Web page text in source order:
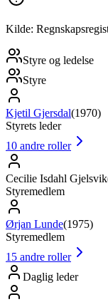
Kilde:
Styre og ledelse
Styre
Kjetil Gjersdal(1970)
Styrets leder
10 andre roller
Cecilie Isdahl Gjelsvik
Styremedlem
Ørjan Lunde(1975)
Styremedlem
15 andre roller
Daglig leder